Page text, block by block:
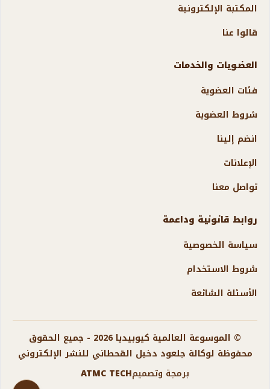
المكتبة الإلكترونية
قالوا عنا
العضويات والخدمات
فئات العضوية
شروط العضوية
انضم إلينا
الإعلانات
تواصل معنا
روابط قانونية وداعمة
سياسة الخصوصية
شروط الاستخدام
الأسئلة الشائعة
© الموسوعة العالمية كيوبيديا 2026 - جميع الحقوق
محفوظة لوكالة جلعود دخيل القحطاني للنشر الإلكتروني
برمجة وتصميمATMC TECH